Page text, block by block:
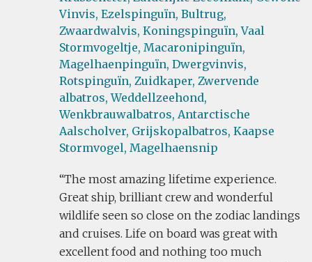
Vinvis, Ezelspinguïn, Bultrug,
Zwaardwalvis, Koningspinguïn, Vaal
Stormvogeltje, Macaronipinguïn,
Magelhaenpinguïn, Dwergvinvis,
Rotspinguïn, Zuidkaper, Zwervende
albatros, Weddellzeehond,
Wenkbrauwalbatros, Antarctische
Aalscholver, Grijskopalbatros, Kaapse
Stormvogel, Magelhaensnip
The most amazing lifetime experience.
Great ship, brilliant crew and wonderful
wildlife seen so close on the zodiac landings
and cruises. Life on board was great with
excellent food and nothing too much